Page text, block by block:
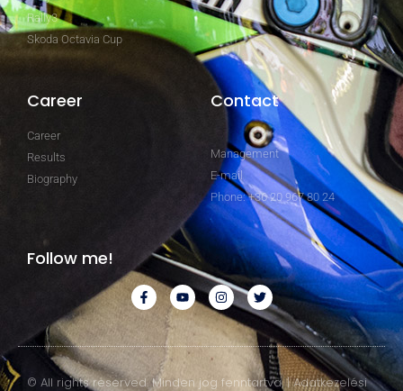
Rally3
Skoda Octavia Cup
Career
Career
Results
Biography
Contact
Management
E-mail
Phone: +36 20 967 80 24
Follow me!
© All rights reserved. Minden jog fenntartva. | Adatkezelési